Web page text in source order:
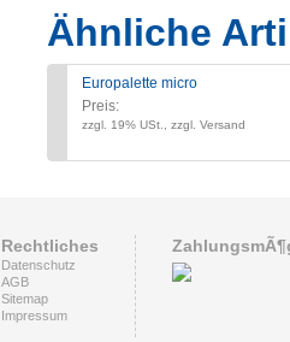
Ähnliche
Europalette micro
Preis:
zzgl. 19% USt., zzgl. Versand
Rechtliches
Datenschutz
AGB
Sitemap
Impressum